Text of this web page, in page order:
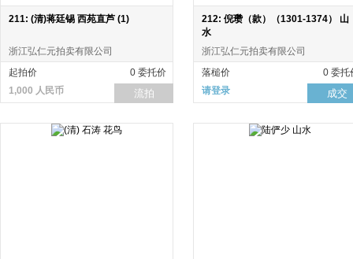
211: (清)蒋廷锡 西苑直芦 (1)
浙江弘仁元拍卖有限公司
起拍价
0 委托价
1,000 人民币
流拍
212: 倪瓒（款）（1301-1374） 山
水
浙江弘仁元拍卖有限公司
落槌价
0 委托
请登录
成交